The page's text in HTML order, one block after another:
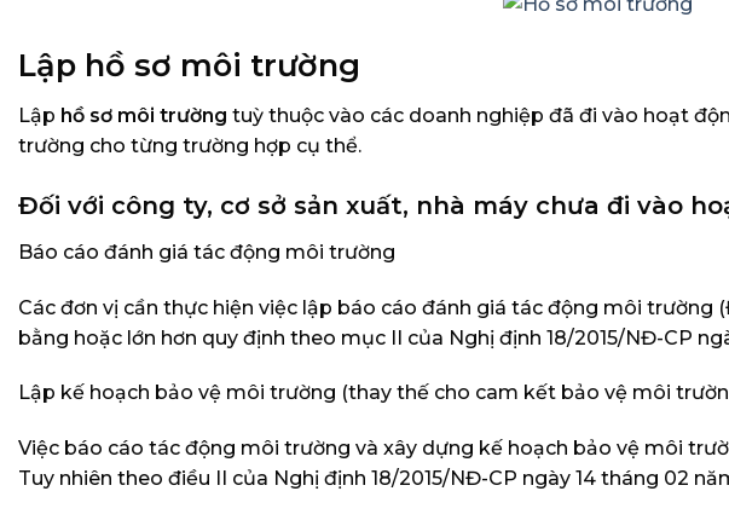
Lập hồ sơ môi trường
Lập hồ sơ môi trường tuỳ thuộc vào các doanh nghiệp đã đi vào hoạt
trường cho từng trường hợp cụ thể.
Đối với công ty, cơ sở sản xuất, nhà máy chưa đi vào
Báo cáo đánh giá tác động môi trường
Các đơn vị cần thực hiện việc lập báo cáo đánh giá tác động môi
bằng hoặc lớn hơn quy định theo mục II của Nghị định 18/2015/NĐ-CP
Lập kế hoạch bảo vệ môi trường (thay thế cho cam kết bảo vệ môi
Việc báo cáo tác động môi trường và xây dựng kế hoạch bảo vệ môi
Tuy nhiên theo điều II của Nghị định 18/2015/NĐ-CP ngày 14 tháng 02